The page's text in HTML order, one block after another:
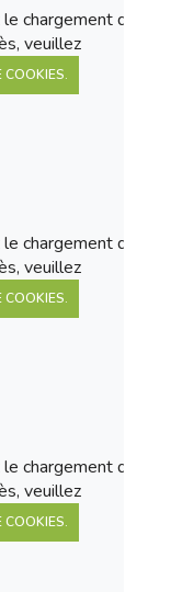
chargement de
veuillez
COOKIES.
chargement de
veuillez
COOKIES.
chargement de
veuillez
COOKIES.